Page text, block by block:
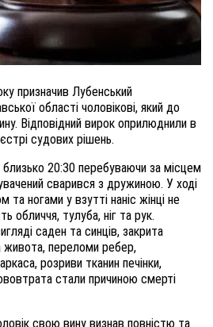
призначив Лубенський
області чоловікові, який до
Відповідний вирок оприлюднили в
судових рішень.
20:30 перебуваючи за місцем
сварився з дружиною. У ході
та ногами у взутті наніс жінці не
обличчя, тулуба, ніг та рук.
саден та синців, закрита
живота, переломи ребер,
розриви тканин печінки,
стали причиною смерті
свою вину визнав повністю та